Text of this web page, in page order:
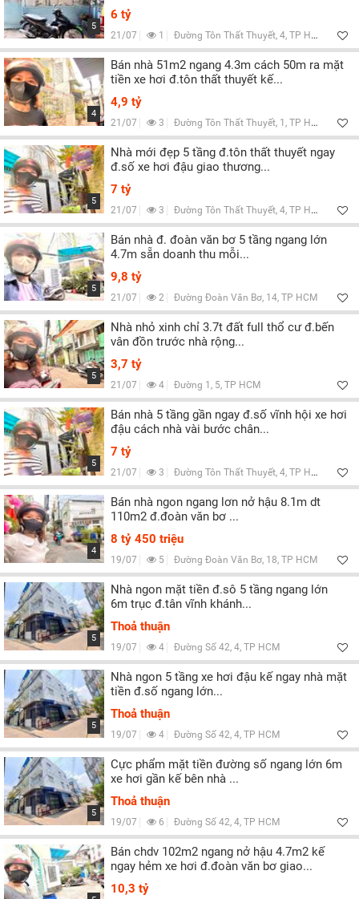
5
6 tỷ
21/07 1 Đường Tôn Thất Thuyết, 4, TP HCM
4
Bán nhà 51m2 ngang 4.3m cách 50m ra mặt
tiền xe hơi đ.tôn thất thuyết kế...
4,9 tỷ
21/07 3 Đường Tôn Thất Thuyết, 1, TP HCM
5
Nhà mới đẹp 5 tầng đ.tôn thất thuyết ngay
đ.số xe hơi đậu giao thương...
7 tỷ
21/07 3 Đường Tôn Thất Thuyết, 4, TP HCM
5
Bán nhà đ. đoàn văn bơ 5 tầng ngang lớn
4.7m sẵn doanh thu mỗi...
9,8 tỷ
21/07 2 Đường Đoàn Văn Bơ, 14, TP HCM
5
Nhà nhỏ xinh chỉ 3.7t đất full thổ cư đ.bến
vân đồn trước nhà rộng...
3,7 tỷ
21/07 4 Đường 1, 5, TP HCM
5
Bán nhà 5 tầng gần ngay đ.số vĩnh hội xe hơi
đậu cách nhà vài bước chân...
7 tỷ
21/07 3 Đường Tôn Thất Thuyết, 4, TP HCM
4
Bán nhà ngon ngang lơn nở hậu 8.1m dt
110m2 đ.đoàn văn bơ ...
8 tỷ 450 triệu
19/07 5 Đường Đoàn Văn Bơ, 18, TP HCM
5
Nhà ngon mặt tiền đ.sô 5 tầng ngang lớn
6m trục đ.tân vĩnh khánh...
Thoả thuận
19/07 4 Đường Số 42, 4, TP HCM
5
Nhà ngon 5 tầng xe hơi đậu kế ngay nhà mặt
tiền đ.số ngang lớn...
Thoả thuận
19/07 4 Đường Số 42, 4, TP HCM
5
Cực phẩm mặt tiền đường số ngang lớn 6m
xe hơi gần kế bên nhà ...
Thoả thuận
19/07 6 Đường Số 42, 4, TP HCM
Bán chdv 102m2 ngang nở hậu 4.7m2 kế
ngay hẻm xe hơi đ.đoàn văn bơ giao...
10,3 tỷ